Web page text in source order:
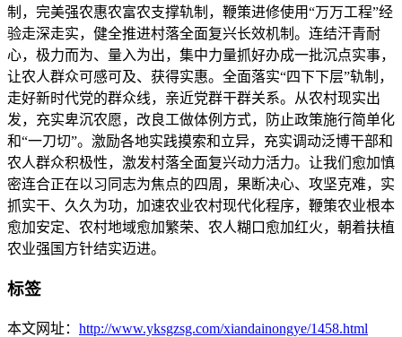
制，完美强农惠农富农支撑轨制，鞭策进修使用“万万工程”经
验走深走实，健全推进村落全面复兴长效机制。连结汗青耐
心，极力而为、量入为出，集中力量抓好办成一批沉点实事，
让农人群众可感可及、获得实惠。全面落实“四下下层”轨制，
走好新时代党的群众线，亲近党群干群关系。从农村现实出
发，充实卑沉农愿，改良工做体例方式，防止政策施行简单化
和“一刀切”。激励各地实践摸索和立异，充实调动泛博干部和
农人群众积极性，激发村落全面复兴动力活力。让我们愈加慎
密连合正在以习同志为焦点的四周，果断决心、攻坚克难，实
抓实干、久久为功，加速农业农村现代化程序，鞭策农业根本
愈加安定、农村地域愈加繁荣、农人糊口愈加红火，朝着扶植
农业强国方针结实迈进。
标签
本文网址： http://www.yksgzsg.com/xiandainongye/1458.html